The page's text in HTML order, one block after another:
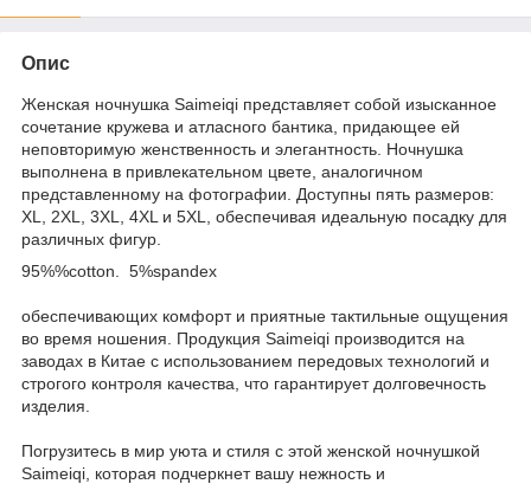
Опис
Женская ночнушка Saimeiqi представляет собой изысканное
сочетание кружева и атласного бантика, придающее ей
неповторимую женственность и элегантность. Ночнушка
выполнена в привлекательном цвете, аналогичном
представленному на фотографии. Доступны пять размеров:
XL, 2XL, 3XL, 4XL и 5XL, обеспечивая идеальную посадку для
различных фигур.
95%%cotton. 5%spandex
обеспечивающих комфорт и приятные тактильные ощущения
во время ношения. Продукция Saimeiqi производится на
заводах в Китае с использованием передовых технологий и
строгого контроля качества, что гарантирует долговечность
изделия.
Погрузитесь в мир уюта и стиля с этой женской ночнушкой
Saimeiqi, которая подчеркнет вашу нежность и